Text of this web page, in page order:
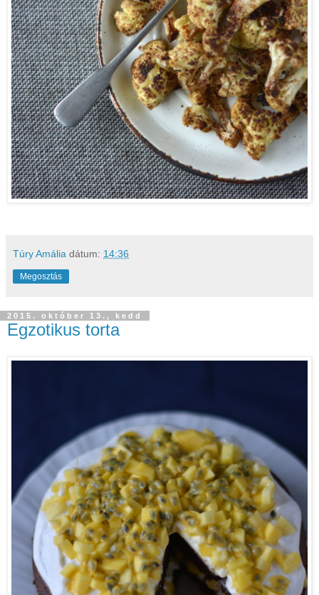
Túry Amália dátum: 14:36
Megosztás
2015. október 13., kedd
Egzotikus torta